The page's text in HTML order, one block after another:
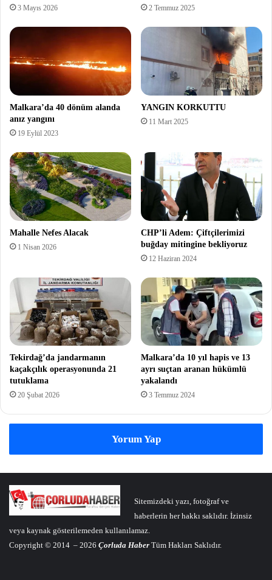
3 Mayıs 2026 2 Temmuz 2025
Malkara’da 40 dönüm alanda
anız yangını
19 Eylül 2023
YANGIN KORKUTTU
11 Mart 2025
Mahalle Nefes Alacak
1 Nisan 2026
CHP’li Adem: Çiftçilerimizi
buğday mitingine bekliyoruz
12 Haziran 2024
Tekirdağ’da jandarmanın
kaçakçılık operasyonunda 21
tutuklama
20 Şubat 2026
Malkara’da 10 yıl hapis ve 13
ayrı suçtan aranan hükümlü
yakalandı
3 Temmuz 2024
Yorum Yap
Sitemizdeki yazı, fotoğraf ve
haberlerin her hakkı saklıdır. İzinsiz
veya kaynak gösterilemeden kullanılamaz.
Copyright © 2014 – 2026 Çorluda Haber Tüm Hakları Saklıdır.